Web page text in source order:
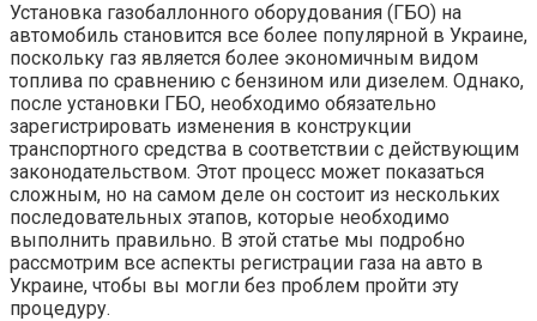
Установка газобаллонного оборудования (ГБО) на
автомобиль становится все более популярной в Украине,
поскольку газ является более экономичным видом
топлива по сравнению с бензином или дизелем. Однако,
после установки ГБО, необходимо обязательно
зарегистрировать изменения в конструкции
транспортного средства в соответствии с действующим
законодательством. Этот процесс может показаться
сложным, но на самом деле он состоит из нескольких
последовательных этапов, которые необходимо
выполнить правильно. В этой статье мы подробно
рассмотрим все аспекты регистрации газа на авто в
Украине, чтобы вы могли без проблем пройти эту
процедуру.